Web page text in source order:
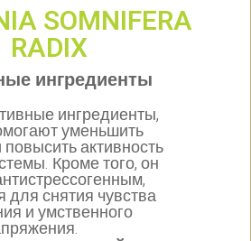
SOMNIFERA
RADIX
ингредиенты
ингредиенты,
уменьшить
активность
Кроме того, он
для снятия чувства
и умственного